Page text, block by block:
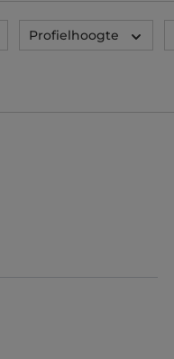
Profielhoogte